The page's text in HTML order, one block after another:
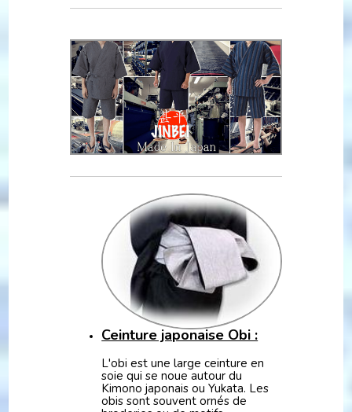
Ceinture japonaise Obi :
L'obi est une large ceinture en
soie qui se noue autour du
Kimono japonais ou Yukata. Les
obis sont souvent ornés de